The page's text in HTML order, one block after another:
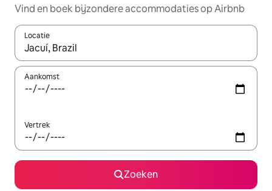
Vind en boek bijzondere accommodaties op Airbnb
Locatie
Wanneer er suggesties beschikbaar zijn, maak je een keuze
Aankomst
Vertrek
Zoeken